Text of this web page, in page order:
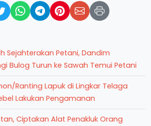
Sejahterakan Petani, Dandim
Bulog Turun ke Sawah Temui Petani
Ranting Lapuk di Lingkar Telaga
Lakukan Pengamanan
Ciptakan Alat Penakluk Orang